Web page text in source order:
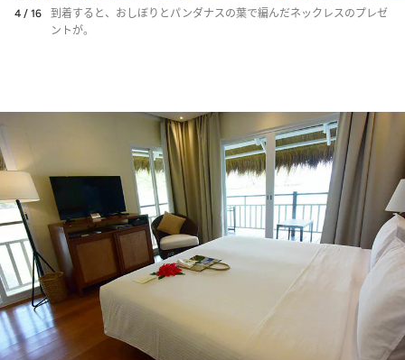
4 / 16
到着すると、おしぼりとパンダナスの葉で編んだネックレスのプレゼ
ントが。